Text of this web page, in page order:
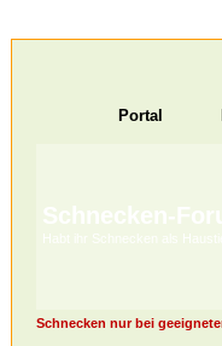
Portal
Schnecken-
Habt ihr Schnecken als
Schnecken nur bei